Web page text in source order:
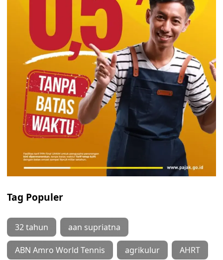
Tag Populer
32 tahun aan supriatna
ABN Amro World Tennis agrikulur AHRT